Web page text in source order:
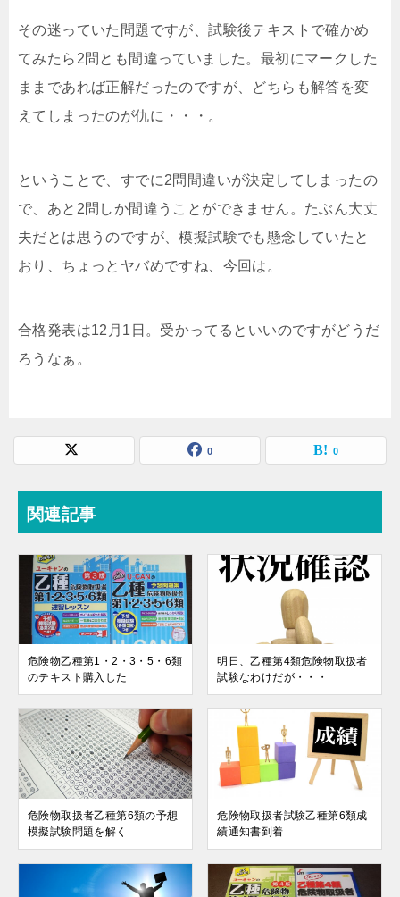
その迷っていた問題ですが、試験後テキストで確かめ
てみたら2問とも間違っていました。最初にマークした
ままであれば正解だったのですが、どちらも解答を変
えてしまったのが仇に・・・。
ということで、すでに2問間違いが決定してしまったの
で、あと2問しか間違うことができません。たぶん大丈
夫だとは思うのですが、模擬試験でも懸念していたと
おり、ちょっとヤバめですね、今回は。
合格発表は12月1日。受かってるといいのですがどうだ
ろうなぁ。
0 0
関連記事
危険物乙種第1・2・3・5・6類
のテキスト購入した
明日、乙種第4類危険物取扱者
試験なわけだが・・・
危険物取扱者乙種第6類の予想
模擬試験問題を解く
危険物取扱者試験乙種第6類成
績通知書到着